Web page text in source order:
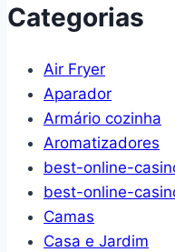
Categorias
Air Fryer
Aparador
Armário cozinha
Aromatizadores
best-online-
best-online-
Camas
Casa e Jardim